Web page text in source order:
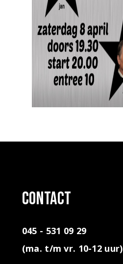
contact
045 - 531 09 29
(ma. t/m vr. 10-12 uur)